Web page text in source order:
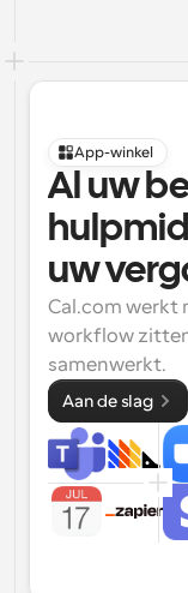
App-winkel
Al uw
uw
Cal.com werkt
workflow
samenwerkt.
Aan de slag